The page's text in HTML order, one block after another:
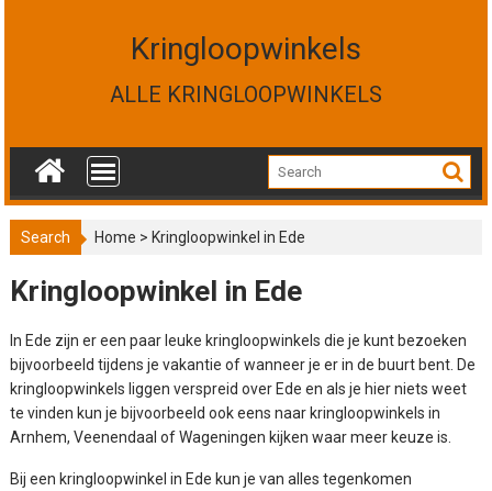
n
Kringloopwinkels
ALLE KRINGLOOPWINKELS
Search Home >Kringloopwinkel in Ede
Kringloopwinkel in Ede
In Ede zijn er een paar leuke kringloopwinkels die je kunt bezoeken
bijvoorbeeld tijdens je vakantie of wanneer je er in de buurt bent. De
kringloopwinkels liggen verspreid over Ede en als je hier niets weet
te vinden kun je bijvoorbeeld ook eens naarkringloopwinkels in
Arnhem,Veenendaal ofWageningen kijken waar meer keuze is.
Bij een kringloopwinkel in Ede kun je van alles tegenkomen